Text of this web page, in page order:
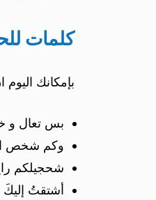
كلمات
بإمكانك
بس تعال و
وكم شخص
شحجيلكم
أشتقتُ إليكَ